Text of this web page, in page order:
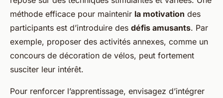
méthode efficace pour maintenir la motivation des
participants est d’introduire des défis amusants. Par
exemple, proposer des activités annexes, comme un
concours de décoration de vélos, peut fortement
susciter leur intérêt.
Pour renforcer l’apprentissage, envisagez d’intégrer